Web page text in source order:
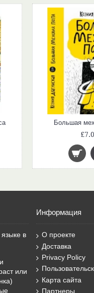
Большая
в
или
Информация
О проекте
Доставка
Privacy Policy
Карта сайта
Партнеры